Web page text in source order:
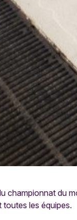
championnat du
les équipes.